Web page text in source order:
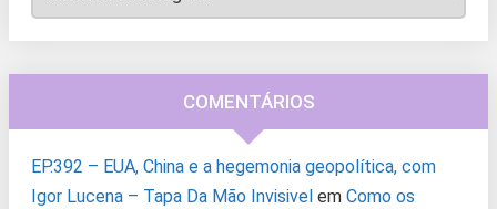
COMENTÁRIOS
EP.392 – EUA, China e a hegemonia geopolítica, com
Igor Lucena – Tapa Da Mão Invisivel em Como os